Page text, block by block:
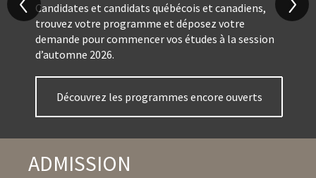
Texte
Candidates et candidats québécois et canadiens,
trouvez votre programme et déposez votre
demande pour commencer vos études à la session
d’automne 2026.
d'action
Découvrez les programmes encore ouverts
ADMISSION